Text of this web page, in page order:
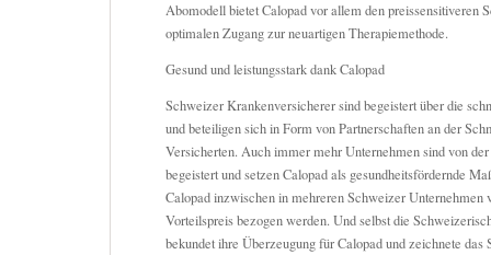
Abomodell bietet Calopad vor allem den preissensitiveren
optimalen Zugang zur neuartigen Therapiemethode.
Gesund und leistungsstark dank Calopad
Schweizer Krankenversicherer sind begeistert über die
und beteiligen sich in Form von Partnerschaften an der
Versicherten. Auch immer mehr Unternehmen sind von
begeistert und setzen Calopad als gesundheitsfördernde
Calopad inzwischen in mehreren Schweizer Unternehmen
Vorteilspreis bezogen werden. Und selbst die
bekundet ihre Überzeugung für Calopad und zeichnete das